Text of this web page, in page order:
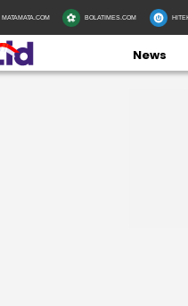
MATAMATA.COM BOLATIMES.COM
News